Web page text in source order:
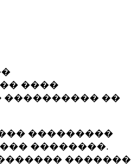
����
���������� ��
���������
��������.
�������